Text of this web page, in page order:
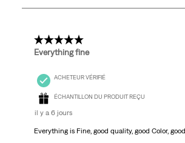
49
5 étoile(s) sur 5.
Everything fine
ACHETEUR VÉRIFIÉ
ÉCHANTILLON DU PRODUIT REÇU
il y a 6 jours
Everything is Fine, good quality, good Color,